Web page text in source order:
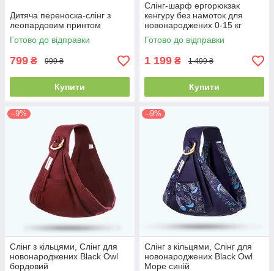
Дитяча переноска-слінг з
леопардовим принтом
Готово до відправки
799 ₴ 999 ₴
Купити
Слінг-шарф ергорюкзак
кенгуру без намоток для
новонароджених 0-15 кг
одягається за 30 секунд
літній дихаючий сірий
Готово до відправки
1 199 ₴ 1 499 ₴
Купити
–9%
Слінг з кільцями, Слінг для
новонароджених Black Owl
бордовий
–9%
Слінг з кільцями, Слінг для
новонароджених Black Owl
Море синій